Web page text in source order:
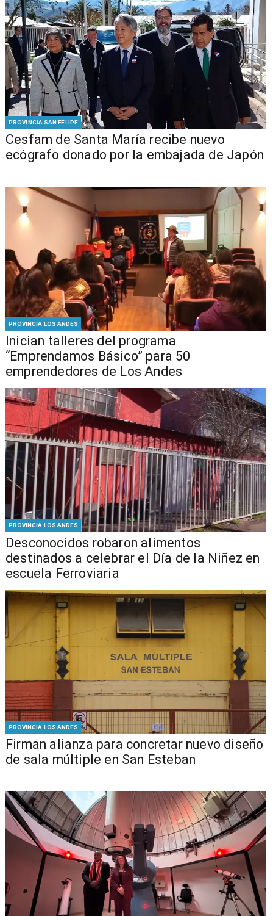
PROVINCIA SAN FELIPE
Cesfam de Santa María recibe nuevo
ecógrafo donado por la embajada de Japón
PROVINCIA LOS ANDES
Inician talleres del programa
“Emprendamos Básico” para 50
emprendedores de Los Andes
PROVINCIA LOS ANDES
Desconocidos robaron alimentos
destinados a celebrar el Día de la Niñez en
escuela Ferroviaria
PROVINCIA LOS ANDES
​​Firman alianza para concretar nuevo diseño
de sala múltiple en San Esteban